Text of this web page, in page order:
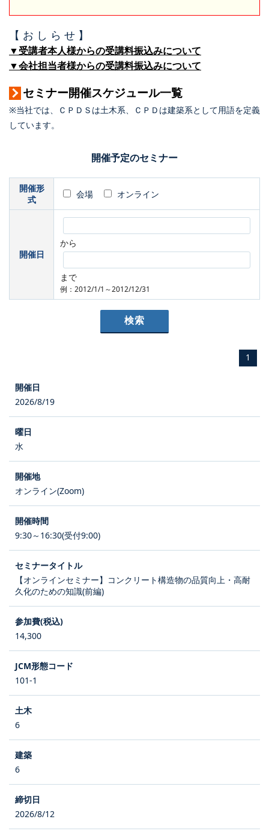
【 お し ら せ 】
▼受講者本人様からの受講料振込みについて
▼会社担当者様からの受講料振込みについて
セミナー開催スケジュール一覧
※当社では、ＣＰＤＳは土木系、ＣＰＤは建築系として用語を定義
しています。
開催予定のセミナー
開催形
式
会場 オンライン
開催日
から
まで
例：2012/1/1～2012/12/31
1
2026/8/19
水
オンライン(Zoom)
9:30～16:30(受付9:00)
【オンラインセミナー】コンクリート構造物の品質向上・高耐
久化のための知識(前編)
14,300
101-1
6
6
2026/8/12